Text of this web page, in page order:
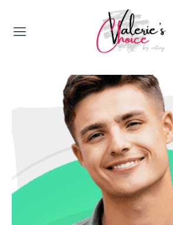
Valerie's Topics
Travel & Culture
Food & Drinks
Happyness &
Lifestyle, Sport &
Gadgets & Tech
Top 5 van Valerie
Health & Beauty
Huis & Tuin
Nieuws & Media